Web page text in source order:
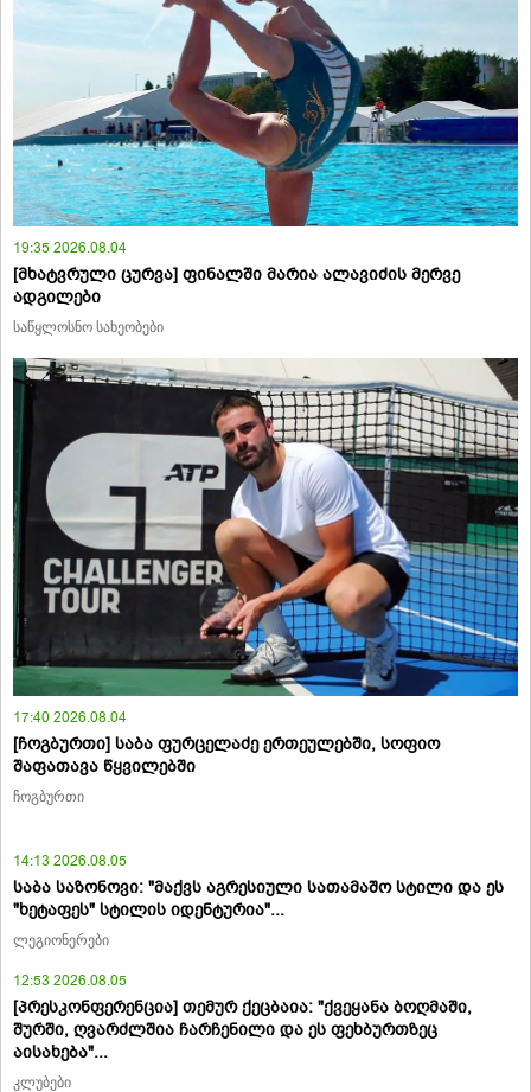
19:35 2026.08.04
[მხატვრული ცურვა] ფინალში მარია ალავიძის მერვე
ადგილები
საწყლოსნო სახეობები
17:40 2026.08.04
[ჩოგბურთი] საბა ფურცელაძე ერთეულებში, სოფიო
შაფათავა წყვილებში
ჩოგბურთი
14:13 2026.08.05
საბა საზონოვი: "მაქვს აგრესიული სათამაშო სტილი და ეს
"ხეტაფეს" სტილის იდენტურია"...
ლეგიონერები
12:53 2026.08.05
[პრესკონფერენცია] თემურ ქეცბაია: "ქვეყანა ბოღმაში,
შურში, ღვარძლშია ჩარჩენილი და ეს ფეხბურთზეც
აისახება"...
კლუბები